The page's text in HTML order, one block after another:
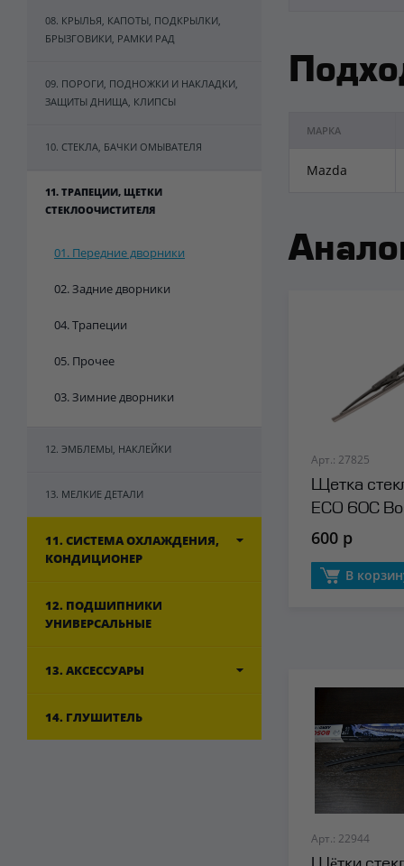
08. КРЫЛЬЯ, КАПОТЫ, ПОДКРЫЛКИ,
БРЫЗГОВИКИ, РАМКИ РАД
09. ПОРОГИ, ПОДНОЖКИ И НАКЛАДКИ,
ЗАЩИТЫ ДНИЩА, КЛИПСЫ
10. СТЕКЛА, БАЧКИ ОМЫВАТЕЛЯ
11. ТРАПЕЦИИ, ЩЕТКИ
СТЕКЛООЧИСТИТЕЛЯ
01. Передние дворники
02. Задние дворники
04. Трапеции
05. Прочее
03. Зимние дворники
12. ЭМБЛЕМЫ, НАКЛЕЙКИ
13. МЕЛКИЕ ДЕТАЛИ
11. СИСТЕМА ОХЛАЖДЕНИЯ,
КОНДИЦИОНЕР
12. ПОДШИПНИКИ
УНИВЕРСАЛЬНЫЕ
13. АКСЕССУАРЫ
14. ГЛУШИТЕЛЬ
МАРКА
Mazda
Арт.: 27825
Щетка
ECO 60C
600 р
В
Арт.: 22944